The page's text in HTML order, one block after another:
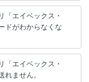
「エイベックス・
ドがわからなくな
「エイベックス・
れません。